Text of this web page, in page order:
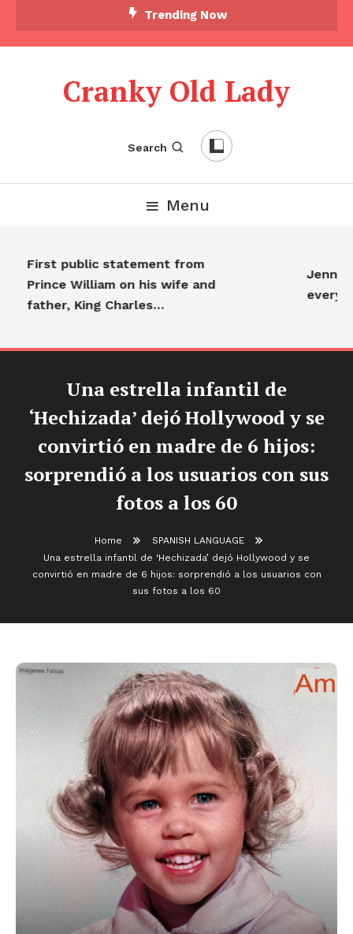
Trending Now
Cranky Old Lady
Search
Menu
First public statement from
Prince William on his wife and
father, King Charles…
Una estrella infantil de
‘Hechizada’ dejó Hollywood y se
convirtió en madre de 6 hijos:
sorprendió a los usuarios con sus
fotos a los 60
Home
SPANISH LANGUAGE
Una estrella infantil de ‘Hechizada’ dejó Hollywood y se
convirtió en madre de 6 hijos: sorprendió a los usuarios con
sus fotos a los 60